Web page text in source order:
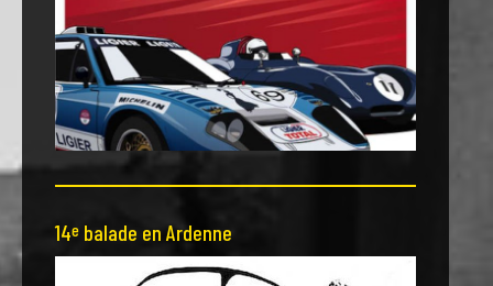
14e balade en Ardenne